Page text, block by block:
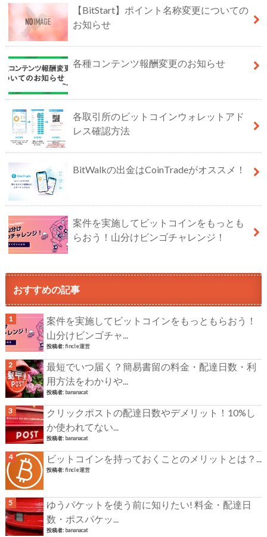
【BitStart】ポイント名称変更についての
お知らせ
各種コンテンツ報酬変更のお知らせ
各取引所のビットコインウォレットアド
レス確認方法
BitWalkの出金はCoinTradeがオススメ！
案件を実施してビットコインをもっとも
らおう！山分けビンゴチャレンジ！
おすすめの記事
案件を実施してビットコインをもっともらおう！
山分けビンゴチャ...
投稿者:fincle運営
最短でいつ届く？簡易書留の料金・配達日数・利
用方法をわかりや...
投稿者: bananacat
クリックポストの配達日数やデメリット！10%し
か使われてない...
投稿者: bananacat
ビットコインを持っておくことのメリットとは？...
投稿者:fincle運営
ゆうパケットを使う前に知りたい! 料金・配達日
数・ポスパケッ...
投稿者: bananacat